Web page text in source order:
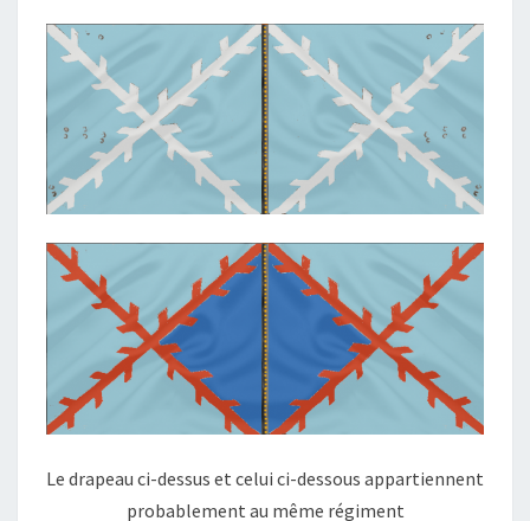
Le drapeau ci-dessus et celui ci-dessous appartiennent
probablement au même régiment